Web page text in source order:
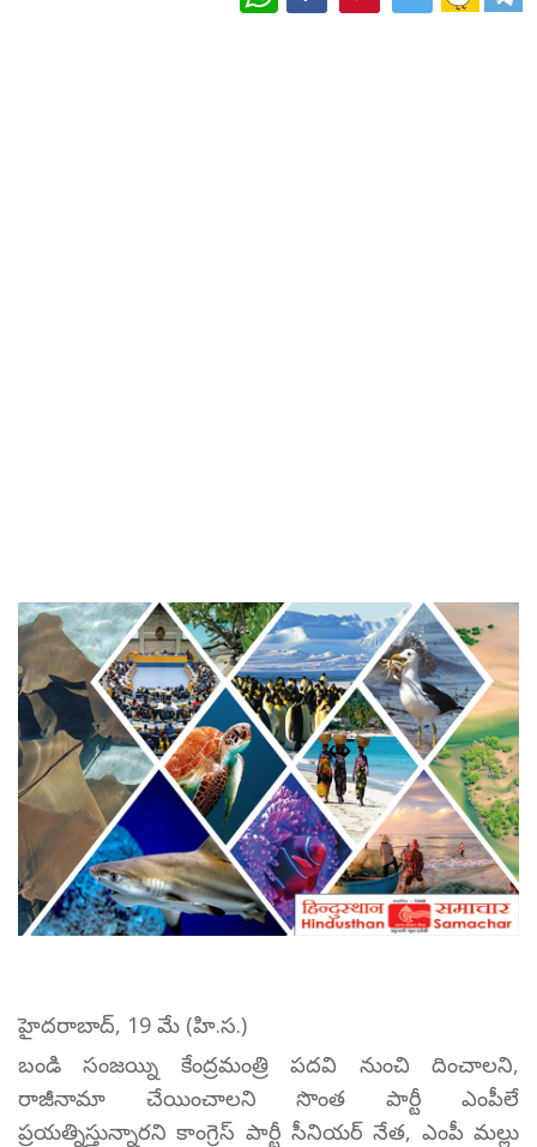
హైదరాబాద్, 19 మే (హి.స.)
బండి సంజయ్ని కేంద్రమంత్రి పదవి నుంచి దించాలని,
రాజీనామా చేయించాలని సొంత పార్టీ ఎంపీలే
ప్రయత్నిస్తున్నారని కాంగ్రెస్ పార్టీ సీనియర్ నేత, ఎంపీ మల్లు